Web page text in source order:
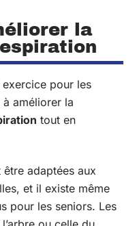
la
pour les
améliorer la
tout en
adaptées aux
et il existe même
pour les seniors. Les